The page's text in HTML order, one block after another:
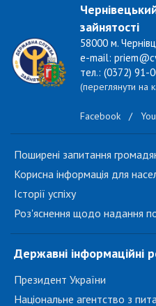
зайнятості
58000 м.
e-mail:
тел.: (0372) 91-
(переглянути на
Facebook /
Поширені запитання
Корисна інформація для
Історії успіху
Роз'яснення щодо надання
Державні інформаційні
Президент України
Національне агентство з